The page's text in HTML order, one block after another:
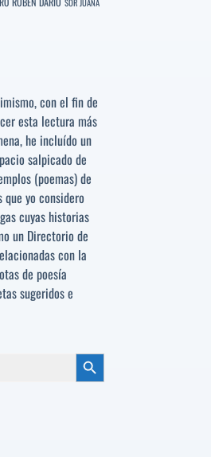
SOR JUANA
con el fin de
esta lectura más
he incluído un
salpicado de
(poemas) de
que yo considero
cuyas historias
un Directorio de
con la
de poesía
sugeridose
Botón de búsqueda